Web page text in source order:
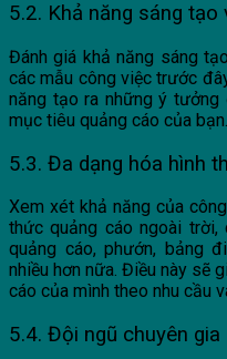
5.2. Khả năng sáng tạo
Đánh giá khả năng sáng
các mẫu công việc trước
năng tạo ra những ý
mục tiêu quảng cáo của bạn.
5.3. Đa dạng hóa hình
Xem xét khả năng của
thức quảng cáo ngoài trời,
quảng cáo, phướn, bảng
nhiều hơn nữa. Điều này sẽ
cáo của mình theo nhu cầu
5.4. Đội ngũ chuyên gia